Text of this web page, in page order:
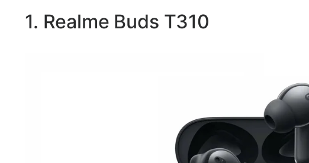
1. Realme Buds T310